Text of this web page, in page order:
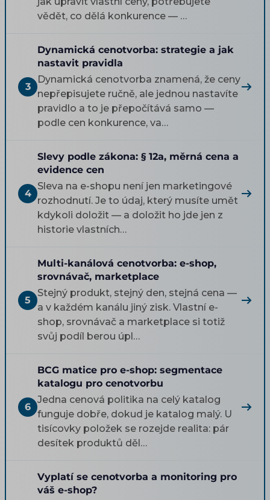
vědět, co dělá konkurence — …
3
Dynamická cenotvorba: strategie a jak
nastavit pravidla
Dynamická cenotvorba znamená, že ceny
nepřepisujete ručně, ale jednou nastavíte
pravidlo a to je přepočítává samo —
podle cen konkurence, va…
4
Slevy podle zákona: § 12a, měrná cena a
evidence cen
Sleva na e-shopu není jen marketingové
rozhodnutí. Je to údaj, který musíte umět
kdykoli doložit — a doložit ho jde jen z
historie vlastních…
5
Multi-kanálová cenotvorba: e-shop,
srovnávač, marketplace
Stejný produkt, stejný den, stejná cena —
a v každém kanálu jiný zisk. Vlastní e-
shop, srovnávač a marketplace si totiž
svůj podíl berou úpl…
6
BCG matice pro e-shop: segmentace
katalogu pro cenotvorbu
Jedna cenová politika na celý katalog
funguje dobře, dokud je katalog malý. U
tisícovky položek se rozejde realita: pár
desítek produktů děl…
Vyplatí se cenotvorba a monitoring pro
váš e-shop?